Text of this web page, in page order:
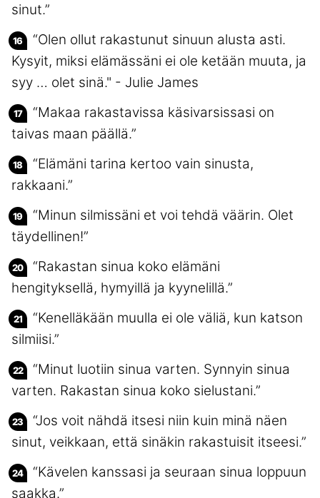
sinut.”
“Olen ollut rakastunut sinuun alusta asti.
Kysyit, miksi elämässäni ei ole ketään muuta, ja
syy … olet sinä." - Julie James
“Makaa rakastavissa käsivarsissasi on
taivas maan päällä.”
“Elämäni tarina kertoo vain sinusta,
rakkaani.”
“Minun silmissäni et voi tehdä väärin. Olet
täydellinen!”
“Rakastan sinua koko elämäni
hengityksellä, hymyillä ja kyynelillä.”
“Kenelläkään muulla ei ole väliä, kun katson
silmiisi.”
“Minut luotiin sinua varten. Synnyin sinua
varten. Rakastan sinua koko sielustani.”
“Jos voit nähdä itsesi niin kuin minä näen
sinut, veikkaan, että sinäkin rakastuisit itseesi.”
“Kävelen kanssasi ja seuraan sinua loppuun
saakka.”